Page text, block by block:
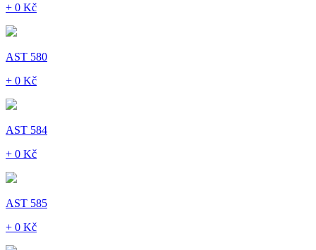
+ 0 Kč
AST 580
+ 0 Kč
AST 584
+ 0 Kč
AST 585
+ 0 Kč